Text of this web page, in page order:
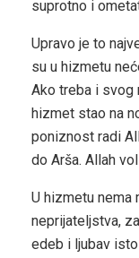
suprotno i
Upravo je to
su u hizmetu
Ako treba i svog
hizmet stao na
poniznost radi
do Arša. Allah
U hizmetu nema
neprijateljstva,
edeb i ljubav